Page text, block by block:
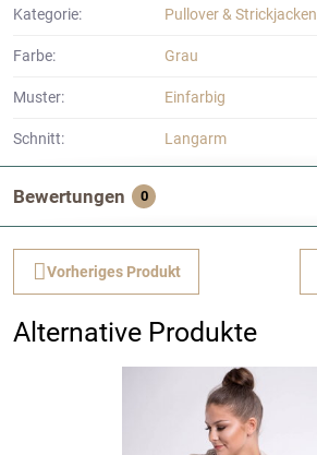
Kategorie: Pullover & Strickjacken
Farbe: Grau
Muster: Einfarbig
Schnitt: Langarm
Bewertungen 0
Vorheriges Produkt
Alternative Produkte